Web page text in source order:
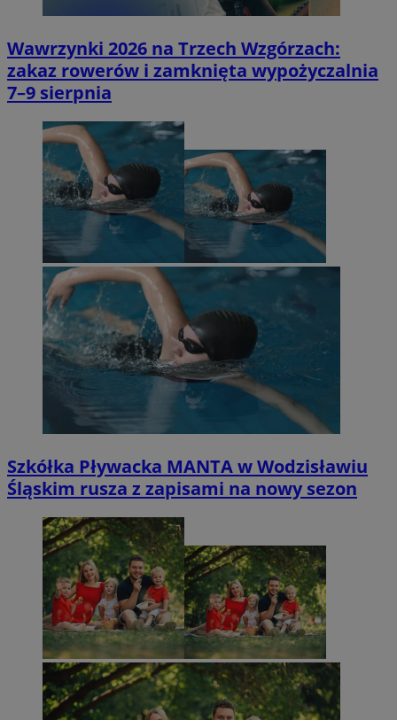
Wawrzynki 2026 na Trzech Wzgórzach:
zakaz rowerów i zamknięta wypożyczalnia
7–9 sierpnia
Szkółka Pływacka MANTA w Wodzisławiu
Śląskim rusza z zapisami na nowy sezon